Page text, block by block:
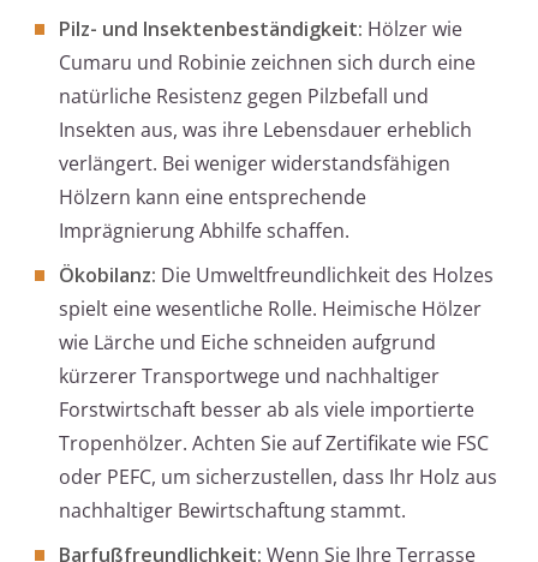
Pilz- und Insektenbeständigkeit: Hölzer wie
Cumaru und Robinie zeichnen sich durch eine
natürliche Resistenz gegen Pilzbefall und
Insekten aus, was ihre Lebensdauer erheblich
verlängert. Bei weniger widerstandsfähigen
Hölzern kann eine entsprechende
Imprägnierung Abhilfe schaffen.
Ökobilanz: Die Umweltfreundlichkeit des Holzes
spielt eine wesentliche Rolle. Heimische Hölzer
wie Lärche und Eiche schneiden aufgrund
kürzerer Transportwege und nachhaltiger
Forstwirtschaft besser ab als viele importierte
Tropenhölzer. Achten Sie auf Zertifikate wie FSC
oder PEFC, um sicherzustellen, dass Ihr Holz aus
nachhaltiger Bewirtschaftung stammt.
Barfußfreundlichkeit: Wenn Sie Ihre Terrasse